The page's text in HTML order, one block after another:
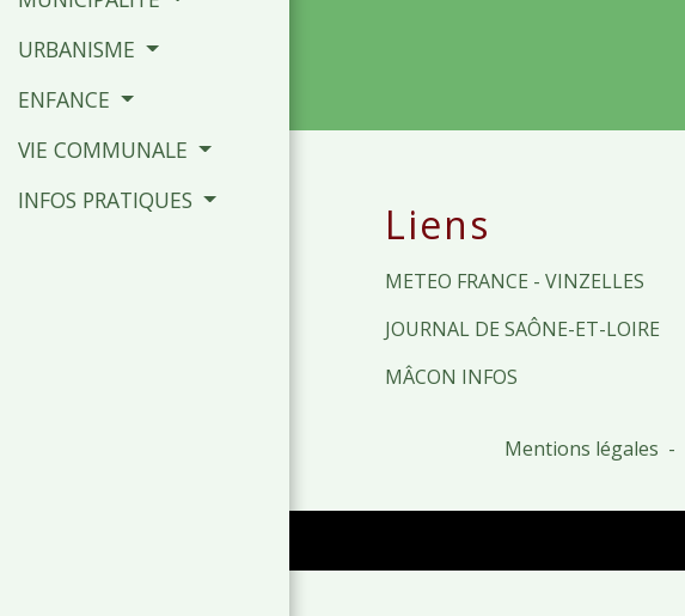
URBANISME
ENFANCE
VIE COMMUNALE
INFOS PRATIQUES
Liens
METEO FRANCE - VINZELLES
JOURNAL DE SAÔNE-ET-LOIRE
MÂCON INFOS
Mentions légales -